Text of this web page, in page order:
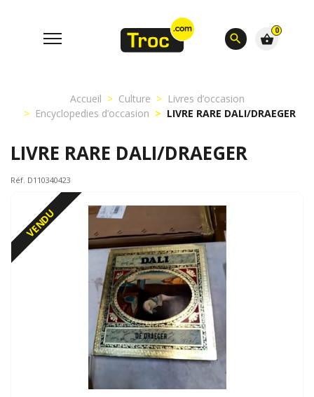
search
0
shopping_basket
Accueil Culture
Livres d’occasion
Encyclopedies d’occasion
LIVRE RARE DALI/DRAEGER
LIVRE RARE DALI/DRAEGER
Réf. D110340423
VENDU